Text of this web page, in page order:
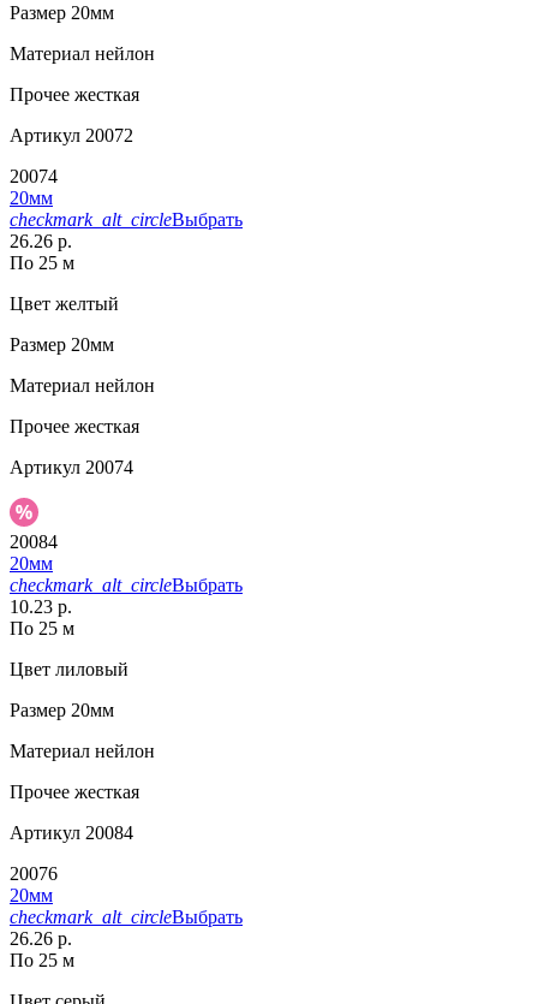
Размер 20мм
Материал нейлон
Прочее жесткая
Артикул 20072
20074
20мм
checkmark_alt_circleВыбрать
26.26 р.
По 25 м
Цвет желтый
Размер 20мм
Материал нейлон
Прочее жесткая
Артикул 20074
20084
20мм
checkmark_alt_circleВыбрать
10.23 р.
По 25 м
Цвет лиловый
Размер 20мм
Материал нейлон
Прочее жесткая
Артикул 20084
20076
20мм
checkmark_alt_circleВыбрать
26.26 р.
По 25 м